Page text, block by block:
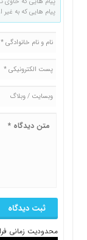
پیام هایی که به
محدودیت زمانی